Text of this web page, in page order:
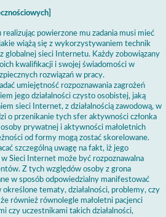
realizując powierzone mu zadania musi mieć
wiążą się z wykorzystywaniem technik
globalnej sieci Internetu. Każdy zobowiązany
kwalifikacji i swojej świadomości w
rozwiązań w pracy.
umiejętność rozpoznawania zagrożeń
jego działalności czysto osobistej, jaką
sieci Internet, z działalnością zawodową, w
o przenikanie tych sfer aktywności członka
prywatnej i aktywności małoletnich
od formy mogą zostać skorelowane.
szczególną uwagę na fakt, iż jego
Sieci Internet może być rozpoznawalna
Z tych względów osoby z grona
w sposób odpowiedzialny manifestować
określone tematy, działalności, problemy, czy
również równolegle małoletni pacjenci
czy uczestnikami takich działalności,